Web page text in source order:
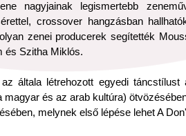
nagyjainak legismertebb
crossover hangzásban
zenei producerek segítették
és Szitha Miklós.
általa létrehozott egyedi
és az arab kultúra)
melynek első lépése lehet A